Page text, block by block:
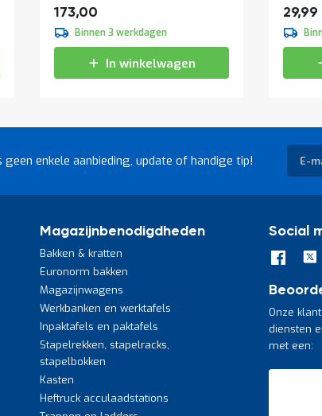
Vanaf
173,00
Binnen 3 werkdagen
In winkelwagen
29,99
geen enkele aanbieding, update of handige tip!
op
onze
Magazijnbenodigdheden
Bakken & kratten
Euronorm bakken
Magazijnwagens
Werkbanken en werktafels
Inpaktafels en paktafels
Stapelrekken, stapelracks,
stapelbokken
Kasten
Heftruck acculaadstations
Social
Onze
diensten
met een: